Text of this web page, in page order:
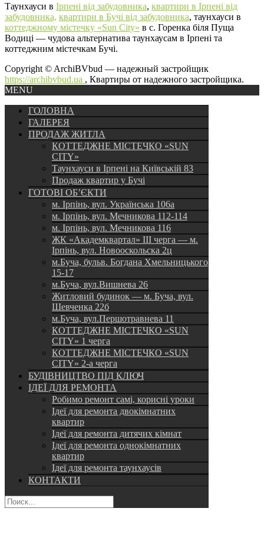
Таунхауси в Ірпені від забудовника, квартири в Ірпені від
забудовника, квартири в Бучі від забудовника, таунхауси в
коттеджному містечку «Sun City» в с. Горенка біля Пуща
Водиці — чудова альтернатива таунхаусам в Ірпені та
коттеджним містечкам Бучі.
Copyright © ArchiBVbud — надежный застройщик
https://archibvbud.ua , Квартиры от надежного застройщика.
MENU
ГОЛОВНА
ГАЛЕРЕЯ
ПРОДАЖ ЖИТЛА
КОТТЕДЖНЕ МІСТЕЧКО «SUN
CITY»
Таунхауси в Ірпені на Київській 83
Продаж квартир у Бучі
ГОТОВІ ОБ’ЄКТИ
м. Ірпінь, вул. Українська 106а
м. Ірпінь, вул. Мечникова 112-114
м. Ірпінь, вул. Мечникова 116
ЖК «Академквартал» III черга — м.
Ірпінь, вул. Новооскольска 2ц
м.Буча, бульв. Богдана Хмельницького
15-17
м.Буча, вул.Вишнева 26
Житловий будинок — м. Буча, вул.
Шевченка 22б
м.Буча, вул.Першотравнева 11
КОТТЕДЖНЕ МІСТЕЧКО «SUN
CITY» 1 черга
КОТТЕДЖНЕ МІСТЕЧКО «SUN
CITY» 2-а черга
БУДІВНИЦТВО ПІД КЛЮЧ
ІДЕЇ ДЛЯ РЕМОНТА
Робимо ремонт самі, корисні уроки
Ідеї для ремонта двокімнатних
квартир
Ідеї для ремонта дитячих кімнат
Ідеї для ремонта однокімнатних
квартир
Ідеї для ремонта таунхаусів
КОНТАКТИ